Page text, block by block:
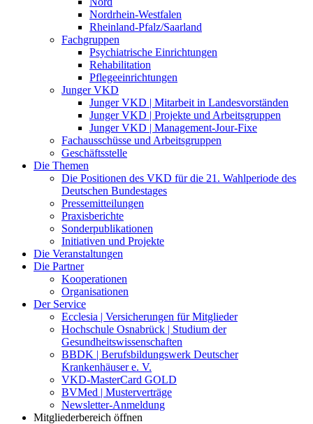
Nordrhein-Westfalen
Rheinland-Pfalz/Saarland
Fachgruppen
Psychiatrische Einrichtungen
Rehabilitation
Pflegeeinrichtungen
Junger VKD
Junger VKD | Mitarbeit in Landesvorständen
Junger VKD | Projekte und Arbeitsgruppen
Junger VKD | Management-Jour-Fixe
Fachausschüsse und Arbeitsgruppen
Geschäftsstelle
Die Themen
Die Positionen des VKD für die 21. Wahlperiode des
Deutschen Bundestages
Pressemitteilungen
Praxisberichte
Sonderpublikationen
Initiativen und Projekte
Die Veranstaltungen
Die Partner
Kooperationen
Organisationen
Der Service
Ecclesia | Versicherungen für Mitglieder
Hochschule Osnabrück | Studium der
Gesundheitswissenschaften
BBDK | Berufsbildungswerk Deutscher
Krankenhäuser e. V.
VKD-MasterCard GOLD
BVMed | Musterverträge
Newsletter-Anmeldung
Mitgliederbereich öffnen